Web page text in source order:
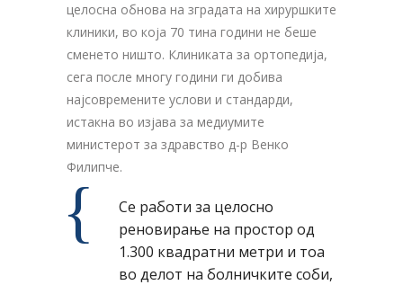
целосна обнова на зградата на хируршките
клиники, во која 70 тина години не беше
сменето ништо. Клиниката за ортопедија,
сега после многу години ги добива
најсовремените услови и стандарди,
истакна во изјава за медиумите
министерот за здравство д-р Венко
Филипче.
Се работи за целосно
реновирање на простор од
1.300 квадратни метри и тоа
во делот на болничките соби,